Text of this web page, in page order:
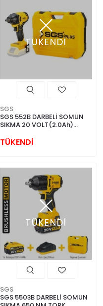
TÜKENDİ
SGS
SGS 552B DARBELİ SOMUN
SIKMA 20 VOLT(2.0Ah)
TÜKENDİ
TÜKENDİ
SGS
SGS 5503B DARBELİ SOMUN